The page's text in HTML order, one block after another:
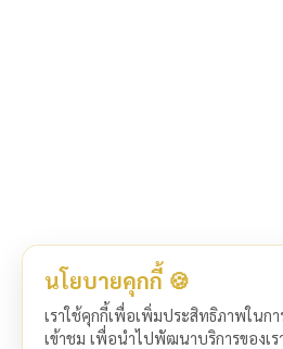
นโยบายคุกกี้ 🍪
เราใช้คุกกี้เพื่อเพิ่มประสิทธิภาพในก
เข้าชม เพื่อนำไปพัฒนาบริการของเร